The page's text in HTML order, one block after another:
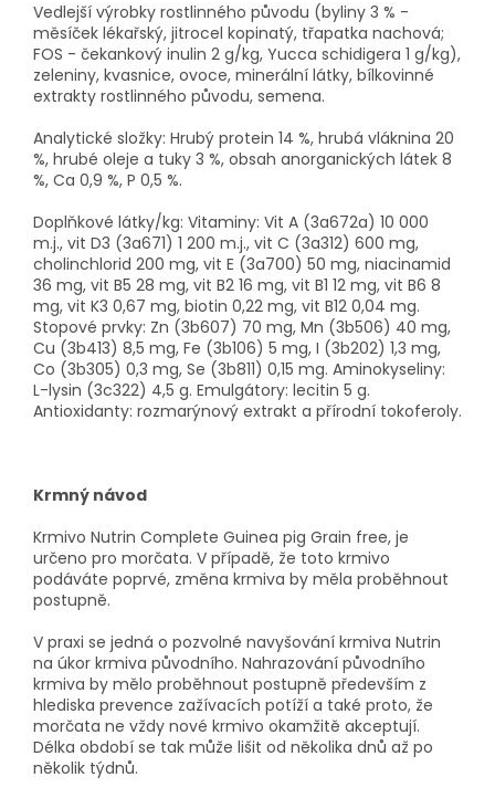
Vedlejší výrobky rostlinného původu (byliny 3 % -
měsíček lékařský, jitrocel kopinatý, třapatka nachová;
FOS - čekankový inulin 2 g/kg, Yucca schidigera 1 g/kg),
zeleniny, kvasnice, ovoce, minerální látky, bílkovinné
extrakty rostlinného původu, semena.
Analytické složky: Hrubý protein 14 %, hrubá vláknina 20
%, hrubé oleje a tuky 3 %, obsah anorganických látek 8
%, Ca 0,9 %, P 0,5 %.
Doplňkové látky/kg: Vitaminy: Vit A (3a672a) 10 000
m.j., vit D3 (3a671) 1 200 m.j., vit C (3a312) 600 mg,
cholinchlorid 200 mg, vit E (3a700) 50 mg, niacinamid
36 mg, vit B5 28 mg, vit B2 16 mg, vit B1 12 mg, vit B6 8
mg, vit K3 0,67 mg, biotin 0,22 mg, vit B12 0,04 mg.
Stopové prvky: Zn (3b607) 70 mg, Mn (3b506) 40 mg,
Cu (3b413) 8,5 mg, Fe (3b106) 5 mg, I (3b202) 1,3 mg,
Co (3b305) 0,3 mg, Se (3b811) 0,15 mg. Aminokyseliny:
L-lysin (3c322) 4,5 g. Emulgátory: lecitin 5 g.
Antioxidanty: rozmarýnový extrakt a přírodní tokoferoly.
Krmný návod
Krmivo Nutrin Complete Guinea pig Grain free, je
určeno pro morčata. V případě, že toto krmivo
podáváte poprvé, změna krmiva by měla proběhnout
postupně.
V praxi se jedná o pozvolné navyšování krmiva Nutrin
na úkor krmiva původního. Nahrazování původního
krmiva by mělo proběhnout postupně především z
hlediska prevence zažívacích potíží a také proto, že
morčata ne vždy nové krmivo okamžitě akceptují.
Délka období se tak může lišit od několika dnů až po
několik týdnů.